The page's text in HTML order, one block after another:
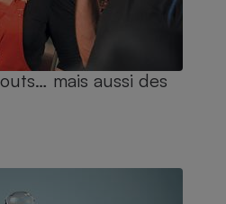
mais aussi des